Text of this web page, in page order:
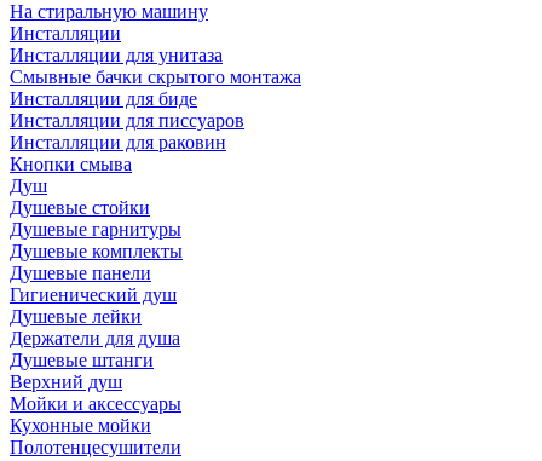
На стиральную машину
Инсталляции
Инсталляции для унитаза
Смывные бачки скрытого монтажа
Инсталляции для биде
Инсталляции для писсуаров
Инсталляции для раковин
Кнопки смыва
Душ
Душевые стойки
Душевые гарнитуры
Душевые комплекты
Душевые панели
Гигиенический душ
Душевые лейки
Держатели для душа
Душевые штанги
Верхний душ
Мойки и аксессуары
Кухонные мойки
Полотенцесушители